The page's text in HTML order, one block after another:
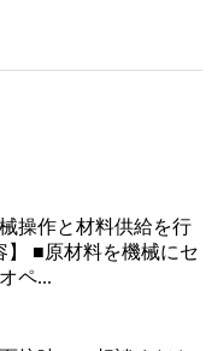
操作と材料供給を行
■原材料を機械にセ
ペ...